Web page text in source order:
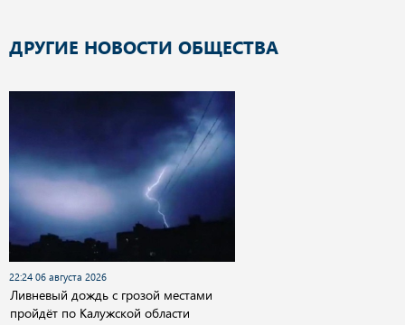
ДРУГИЕ НОВОСТИ ОБЩЕСТВА
22:24 06 августа 2026
Ливневый дождь с грозой местами
пройдёт по Калужской области